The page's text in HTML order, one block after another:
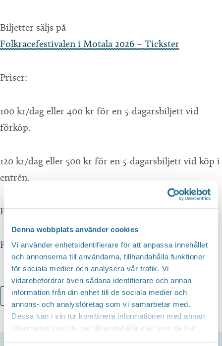
Denna webbplats använder cookies
Vi använder enhetsidentifierare för att anpassa innehållet
och annonserna till användarna, tillhandahålla funktioner
för sociala medier och analysera vår trafik. Vi
vidarebefordrar även sådana identifierare och annan
information från din enhet till de sociala medier och
annons- och analysföretag som vi samarbetar med.
Dessa kan i sin tur kombinera informationen med annan
information som du har tillhandahållit eller som de har
Biljetter säljs på
Folkracefestivalen i Motala 2026 – Tickster
Priser:
100 kr/dag eller 400 kr för en 5-dagarsbiljett vid
förköp.
120 kr/dag eller 500 kr för en 5-dagarsbiljett vid köp i
entrén.
Fri entré under 15 år
Första start 10:00 samtliga dagar.
Lägg till i kalender